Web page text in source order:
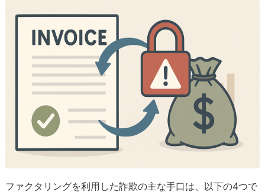
ファクタリングを利用した詐欺の主な手口は、以下の4つで